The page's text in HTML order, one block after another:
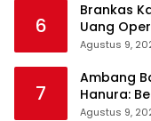
6
Brankas
Uang
Agustus 9,
7
Ambang
Hanura:
Agustus 9,